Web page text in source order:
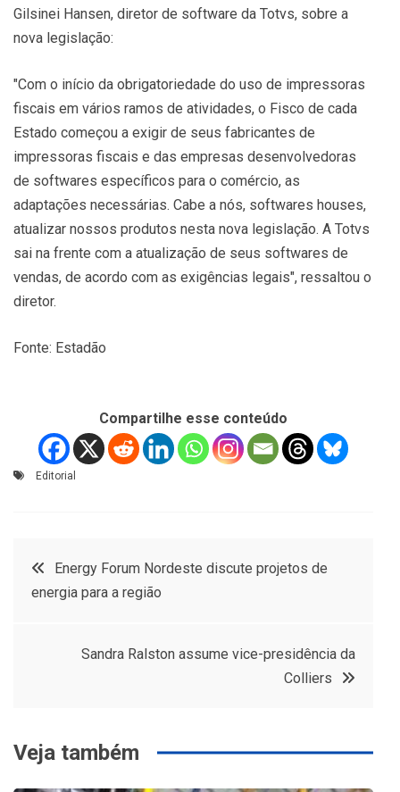
Gilsinei Hansen, diretor de software da Totvs, sobre a
nova legislação:
"Com o início da obrigatoriedade do uso de impressoras
fiscais em vários ramos de atividades, o Fisco de cada
Estado começou a exigir de seus fabricantes de
impressoras fiscais e das empresas desenvolvedoras
de softwares específicos para o comércio, as
adaptações necessárias. Cabe a nós, softwares houses,
atualizar nossos produtos nesta nova legislação. A Totvs
sai na frente com a atualização de seus softwares de
vendas, de acordo com as exigências legais", ressaltou o
diretor.
Fonte: Estadão
Compartilhe esse conteúdo
Editorial
Navegação
Energy Forum Nordeste discute projetos de
energia para a região
Sandra Ralston assume vice-presidência da
Colliers
Veja também